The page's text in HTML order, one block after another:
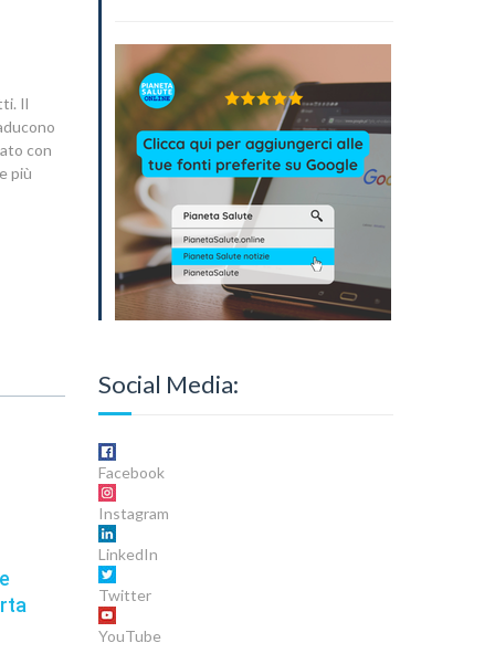
Il
con
più
Social Media:
Facebook
Instagram
LinkedIn
Twitter
YouTube